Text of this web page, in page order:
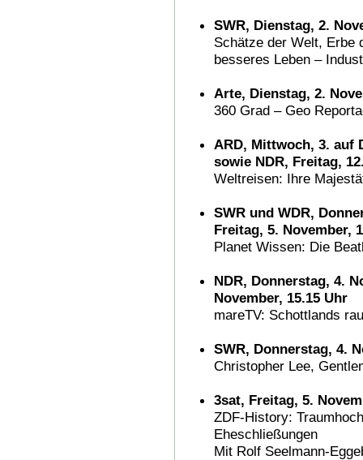
SWR, Dienstag, 2.
Schätze der Welt, Erbe
besseres Leben –
Arte, Dienstag, 2.
360 Grad – Geo
ARD, Mittwoch, 3. auf
sowie NDR, Freitag,
Weltreisen: Ihre
SWR und WDR,
Freitag, 5. November,
Planet Wissen: Die
NDR, Donnerstag, 4.
November, 15.15 Uhr
mareTV: Schottlands
SWR, Donnerstag, 4.
Christopher Lee,
3sat, Freitag, 5.
ZDF-History:
Eheschließungen
Mit Rolf Seelmann-